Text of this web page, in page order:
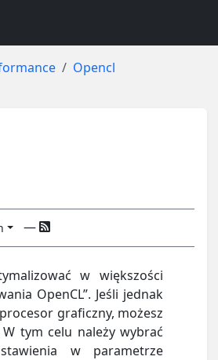
Opencl
—
w większości
OpenCL”. Jeśli jednak
graficzny, możesz
tym celu należy wybrać
w parametrze